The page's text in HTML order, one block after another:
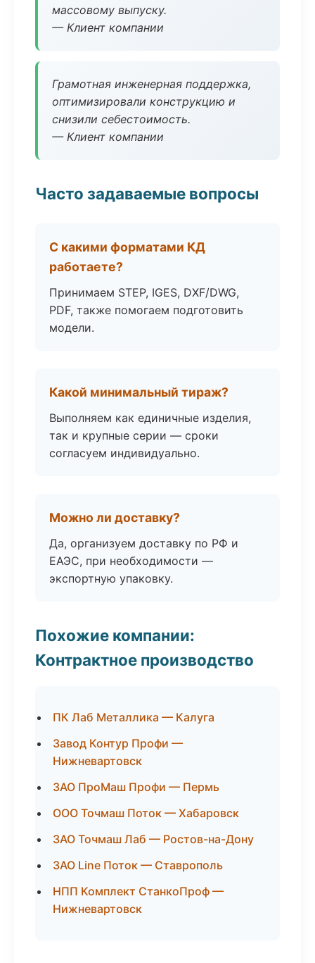
массовому выпуску.
— Клиент компании
Грамотная инженерная поддержка,
оптимизировали конструкцию и
снизили себестоимость.
— Клиент компании
Часто задаваемые вопросы
С какими форматами КД
работаете?
Принимаем STEP, IGES, DXF/DWG,
PDF, также помогаем подготовить
модели.
Какой минимальный тираж?
Выполняем как единичные изделия,
так и крупные серии — сроки
согласуем индивидуально.
Можно ли доставку?
Да, организуем доставку по РФ и
ЕАЭС, при необходимости —
экспортную упаковку.
Похожие компании:
Контрактное производство
ПК Лаб Металлика — Калуга
Завод Контур Профи —
Нижневартовск
ЗАО ПроМаш Профи — Пермь
ООО Точмаш Поток — Хабаровск
ЗАО Точмаш Лаб — Ростов-на-Дону
ЗАО Line Поток — Ставрополь
НПП Комплект СтанкоПроф —
Нижневартовск